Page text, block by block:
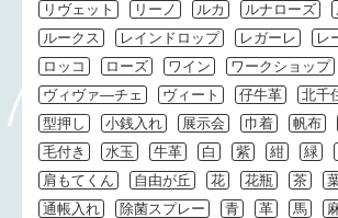
リヴェット
リーノ ルカ ルナローズ
ルークス
レインドロップ レガーレ
レ
ロッコ
ローズ ワイン
ワークショップ
ヴィヴァ―チェ
ヴィート 仔牛革 北千
型押し
小銭入れ 展示会 巾着 帆布
毛付き
水玉 牛革 白 紫 紺 緑
肩もてくん
自由が丘 花 花瓶 茶
通帳入れ
除菌スプレー 青 革 馬